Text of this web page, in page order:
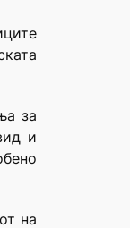
за
и
на